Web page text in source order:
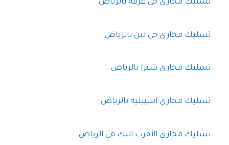
تسليك مجارى حي عرقة بالرياض
تسليك مجارى حي لبن بالرياض
تسليك مجارى شبرا بالرياض
تسليك مجاري اشبيليه بالرياض
تسليك مجاري الأقرب اليك فى الرياض